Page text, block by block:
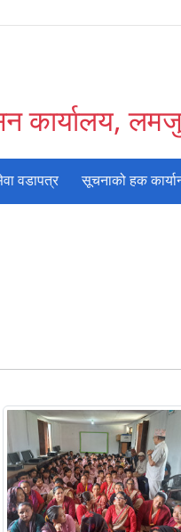
कार्यालय,
वडापत्र सूचनाको हक